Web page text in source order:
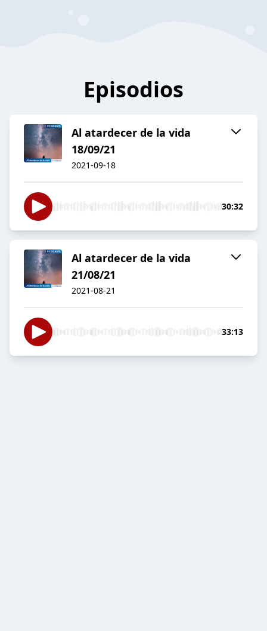
Episodios
Al atardecer de la vida
18/09/21
2021-09-18
30:32
Al atardecer de la vida
21/08/21
2021-08-21
33:13